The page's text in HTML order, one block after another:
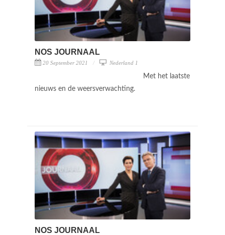
NOS JOURNAAL
20 September 2021 Nederland 1
Met het laatste
nieuws en de weersverwachting.
NOS JOURNAAL